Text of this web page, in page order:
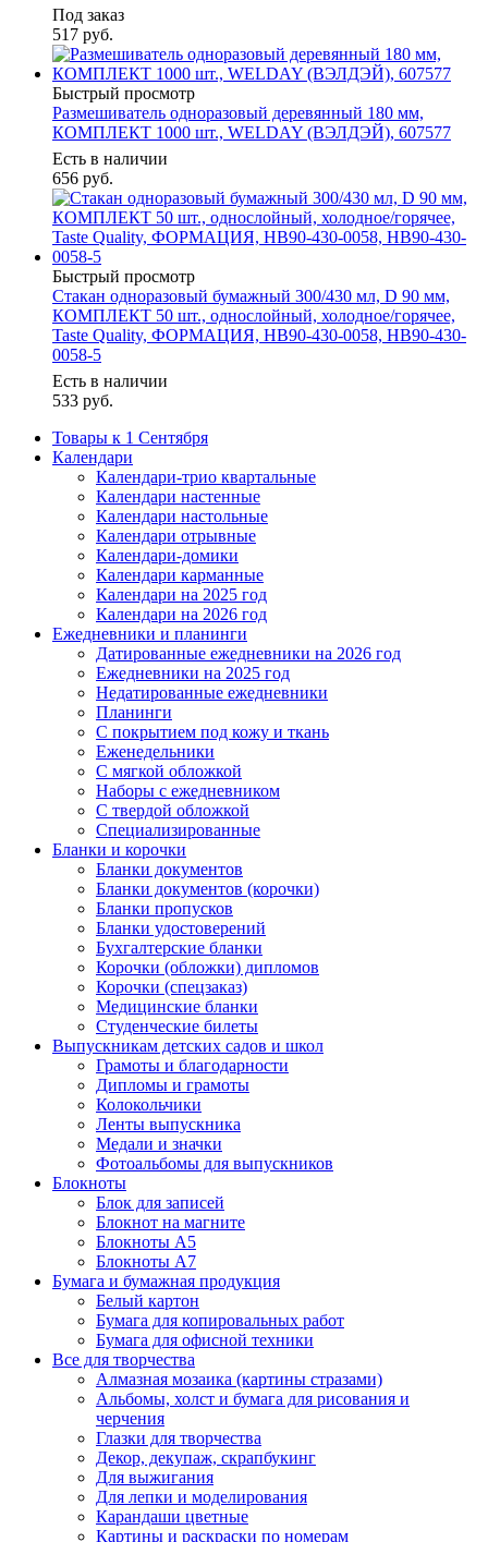
Под заказ
517 руб.
Быстрый просмотр
Размешиватель одноразовый деревянный 180 мм,
КОМПЛЕКТ 1000 шт., WELDAY (ВЭЛДЭЙ), 607577
Есть в наличии
656 руб.
Быстрый просмотр
Стакан одноразовый бумажный 300/430 мл, D 90 мм,
КОМПЛЕКТ 50 шт., однослойный, холодное/горячее,
Taste Quality, ФОРМАЦИЯ, HB90-430-0058, HB90-430-
0058-5
Есть в наличии
533 руб.
Товары к 1 Сентября
Календари
Календари-трио квартальные
Календари настенные
Календари настольные
Календари отрывные
Календари-домики
Календари карманные
Календари на 2025 год
Календари на 2026 год
Ежедневники и планинги
Датированные ежедневники на 2026 год
Ежедневники на 2025 год
Недатированные ежедневники
Планинги
С покрытием под кожу и ткань
Еженедельники
С мягкой обложкой
Наборы с ежедневником
С твердой обложкой
Специализированные
Бланки и корочки
Бланки документов
Бланки документов (корочки)
Бланки пропусков
Бланки удостоверений
Бухгалтерские бланки
Корочки (обложки) дипломов
Корочки (спецзаказ)
Медицинские бланки
Студенческие билеты
Выпускникам детских садов и школ
Грамоты и благодарности
Дипломы и грамоты
Колокольчики
Ленты выпускника
Медали и значки
Фотоальбомы для выпускников
Блокноты
Блок для записей
Блокнот на магните
Блокноты А5
Блокноты А7
Бумага и бумажная продукция
Белый картон
Бумага для копировальных работ
Бумага для офисной техники
Все для творчества
Алмазная мозаика (картины стразами)
Альбомы, холст и бумага для рисования и
черчения
Глазки для творчества
Декор, декупаж, скрапбукинг
Для выжигания
Для лепки и моделирования
Карандаши цветные
Картины и раскраски по номерам